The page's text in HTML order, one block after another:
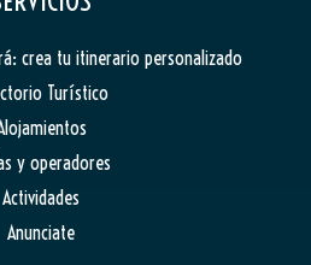
crea tu itinerario personalizado
Turístico
y operadores
Actividades
Anunciate